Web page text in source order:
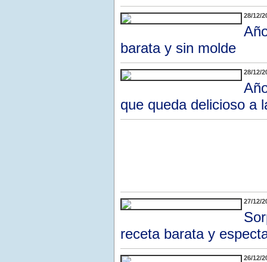
28/12/
barata y sin molde
28/12/
que queda delicioso a
27/12/
receta barata y
26/12/